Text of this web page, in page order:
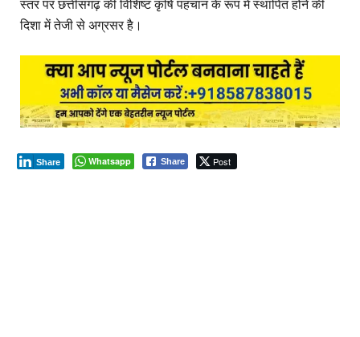
स्तर पर छत्तीसगढ़ की विशिष्ट कृषि पहचान के रूप में स्थापित होने की
दिशा में तेजी से अग्रसर है।
Whatsapp Share Post
Share